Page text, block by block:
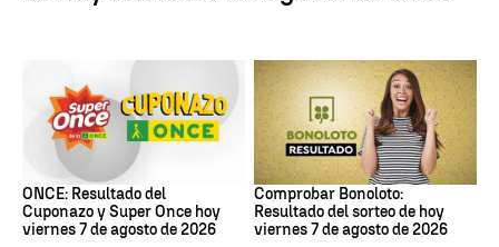
ONCE: Resultado del
Cuponazo y Super Once hoy
viernes 7 de agosto de 2026
Bonoloto
Comprobar Bonoloto:
Resultado del sorteo de hoy
viernes 7 de agosto de 2026